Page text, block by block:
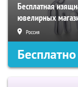
Бесплатная
ювелирных
Россия
Бесплатно